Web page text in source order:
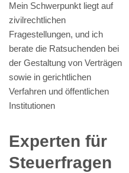
Mein Schwerpunkt liegt auf
zivilrechtlichen
Fragestellungen, und ich
berate die Ratsuchenden bei
der Gestaltung von Verträgen
sowie in gerichtlichen
Verfahren und öffentlichen
Institutionen
Experten für
Steuerfragen